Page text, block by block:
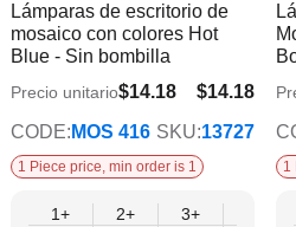
Info la
deseos
Lámparas de escritorio de
mosaico con colores Hot
Blue - Sin bombilla
$14.18
$11.03
Precio unitario$14.18
CODE: MOS 416 SKU:13727
1 Piece price, min order is 1
1+
2+
3+
1